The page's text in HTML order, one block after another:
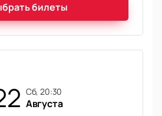
билеты
сб, 20:30
Августа